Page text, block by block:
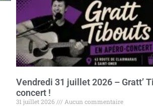
Vendredi 31 juillet 2026 – Gratt’
concert !
31 juillet 2026
Aucun commentaire